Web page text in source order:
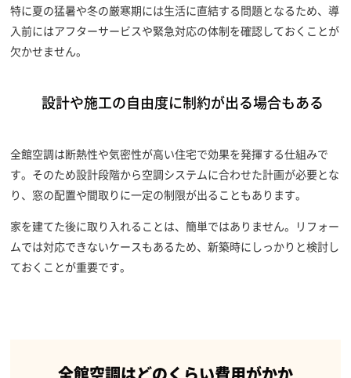
特に夏の猛暑や冬の厳寒期には生活に直結する問題となるため、導
入前にはアフターサービスや緊急対応の体制を確認しておくことが
欠かせません。
設計や施工の自由度に制約が出る場合もある
全館空調は断熱性や気密性が高い住宅で効果を発揮する仕組みで
す。そのため設計段階から空調システムに合わせた計画が必要とな
り、窓の配置や間取りに一定の制限が出ることもあります。
家を建てた後に取り入れることは、簡単ではありません。リフォー
ムでは対応できないケースもあるため、新築時にしっかりと検討し
ておくことが重要です。